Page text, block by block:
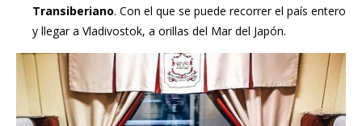
Transiberiano. Con el que se puede recorrer el país entero
y llegar a Vladivostok, a orillas del Mar del Japón.